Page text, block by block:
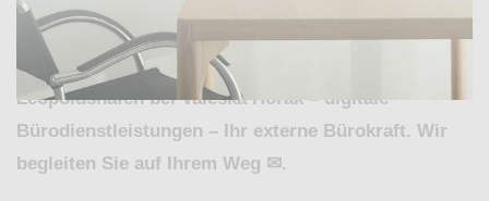
✓Büroservice, ✓Buchhaltungsservice , ✓Office-
Support als auch ✓Bürohilfe in Eggenstein-
Leopoldshafen bei Valeska Horak – digitale
Bürodienstleistungen – Ihr externe Bürokraft. Wir
begleiten Sie auf Ihrem Weg ✉.